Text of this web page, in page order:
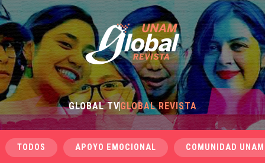
GLOBAL TVGLOBAL REVISTA
TODOS APOYO EMOCIONAL COMUNIDAD UNAM